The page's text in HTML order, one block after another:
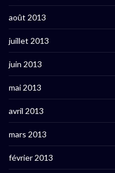
août 2013
juillet 2013
juin 2013
mai 2013
avril 2013
mars 2013
février 2013